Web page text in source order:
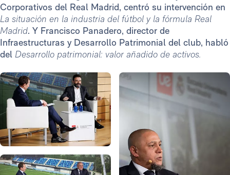
Corporativos del Real Madrid, centró su intervención en
La situación en la industria del fútbol y la fórmula Real
Madrid. Y Francisco Panadero, director de
Infraestructuras y Desarrollo Patrimonial del club, habló
del Desarrollo patrimonial: valor añadido de activos.